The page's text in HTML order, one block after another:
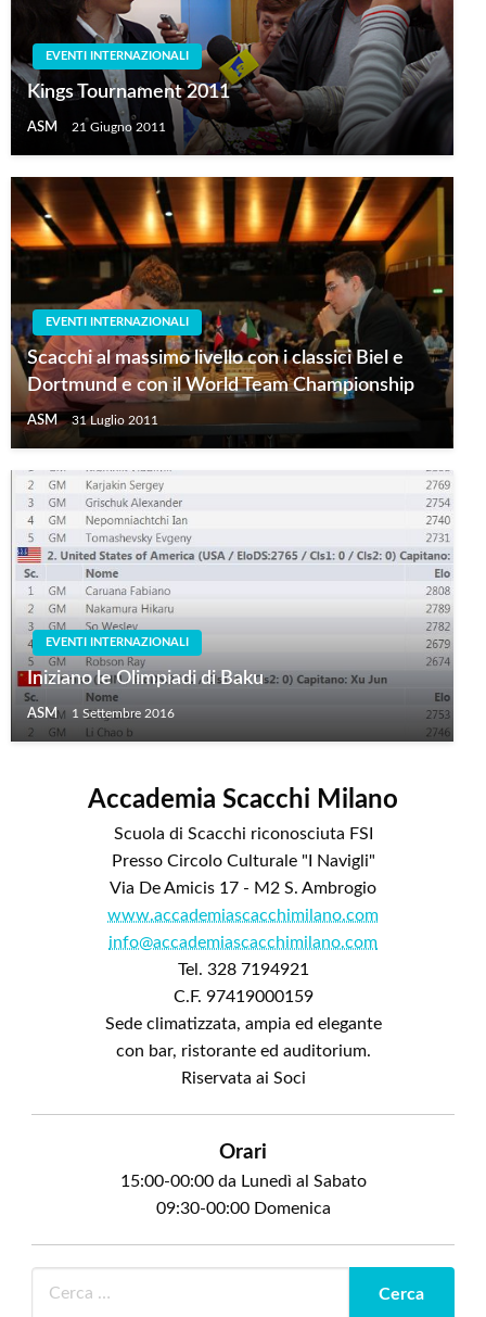
EVENTI INTERNAZIONALI
Kings Tournament 2011
ASM 21 Giugno 2011
EVENTI INTERNAZIONALI
Scacchi al massimo livello con i classici Biel e
Dortmund e con il World Team Championship
ASM 31 Luglio 2011
EVENTI INTERNAZIONALI
Iniziano le Olimpiadi di Baku
ASM 1 Settembre 2016
Accademia Scacchi Milano
Scuola di Scacchi riconosciuta FSI
Presso Circolo Culturale "I Navigli"
Via De Amicis 17 - M2 S. Ambrogio
www.accademiascacchimilano.com
info@accademiascacchimilano.com
Tel. 328 7194921
C.F. 97419000159
Sede climatizzata, ampia ed elegante
con bar, ristorante ed auditorium.
Riservata ai Soci
Orari
15:00-00:00 da Lunedì al Sabato
09:30-00:00 Domenica